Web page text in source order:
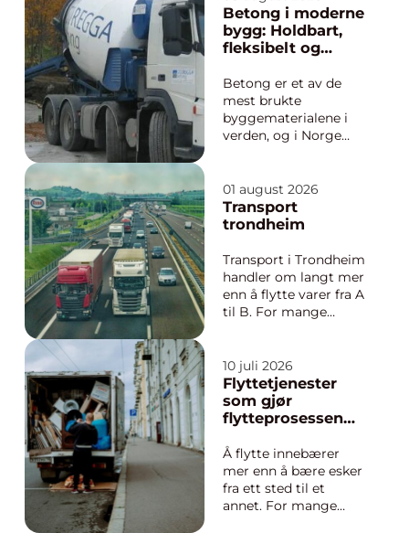
Betong i moderne
bygg: Holdbart,
fleksibelt og
Betong er et av de
mest brukte
byggematerialene i
verden, og i Norge
og store prosjekter.
Fra en enkel garasje til
store næringsbygg
kombinasjonen av
styrke, formbarhet ...
01 august 2026
Transport
trondheim
Transport i Trondheim
handler om langt mer
enn å flytte varer fra A
til B. For mange
ryggraden i driften.
Varer må leveres når
kunden forventer det,
utstyr må på plass til
uforutsette
hasteoppdrag dukker
...
10 juli 2026
Flyttetjenester
som gjør
flytteprosessen
Å flytte innebærer
mer enn å bære esker
fra ett sted til et
annet. For mange